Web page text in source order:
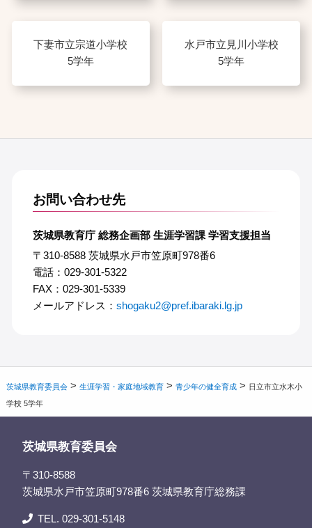
下妻市立宗道小学校
5学年
水戸市立見川小学校
5学年
お問い合わせ先
茨城県教育庁 総務企画部 生涯学習課 学習支援担当
〒310-8588 茨城県水戸市笠原町978番6
電話：029-301-5322
FAX：029-301-5339
メールアドレス： shogaku2@pref.ibaraki.lg.jp
茨城県教育委員会 >生涯学習・家庭地域教育 >青少年の健全育成 > 日立市立水木小
学校 5学年
茨城県教育委員会
〒310-8588
茨城県水戸市笠原町978番6 茨城県教育庁総務課
TEL. 029-301-5148